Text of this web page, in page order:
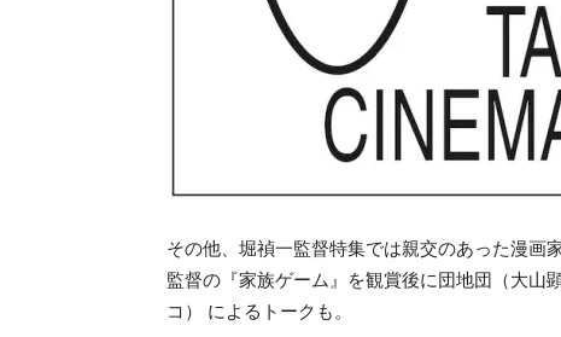
その他、堀禎一監督特集では親交のあった漫画
監督の『家族ゲーム』を観賞後に団地団（大山
コ） によるトークも。